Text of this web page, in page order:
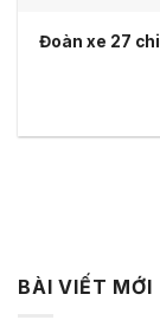
Đoàn xe 27
BÀI VIẾT MỚI